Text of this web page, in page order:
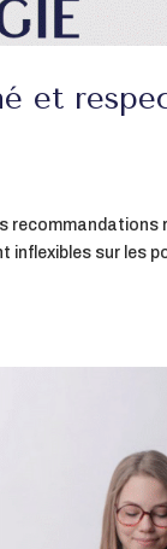
et
recommandations
sur les